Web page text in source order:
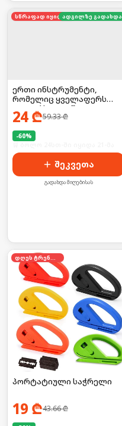
სწრაფად იყიდება
ადგილზე გადახდა
ერთი ინსტრუმენტი,
რომელიც ყველაფერს
აკეთებს — 52-ში-1
უნივერსალური
24₾59.33₾
-60%
შეკვეთა
გადახდა მიღებისას
დღეს ტრენდში
პორტატიული საჭრელი
19 ₾43.66₾